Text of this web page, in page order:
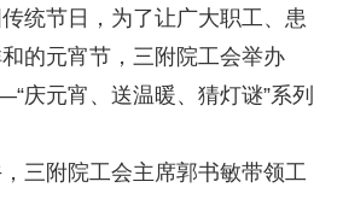
统节日，为了让广大职工、患
的元宵节，三附院工会举办
庆元宵、送温暖、猜灯谜”系列
三附院工会主席郭书敏带领工